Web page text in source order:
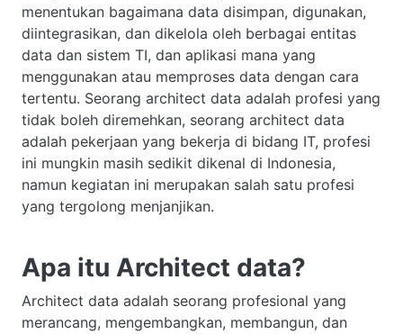
menentukan bagaimana data disimpan, digunakan,
diintegrasikan, dan dikelola oleh berbagai entitas
data dan sistem TI, dan aplikasi mana yang
menggunakan atau memproses data dengan cara
tertentu. Seorang architect data adalah profesi yang
tidak boleh diremehkan, seorang architect data
adalah pekerjaan yang bekerja di bidang IT, profesi
ini mungkin masih sedikit dikenal di Indonesia,
namun kegiatan ini merupakan salah satu profesi
yang tergolong menjanjikan.
Apa itu Architect data?
Architect data adalah seorang profesional yang
merancang, mengembangkan, membangun, dan